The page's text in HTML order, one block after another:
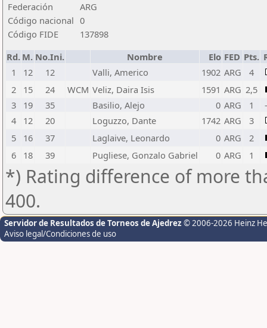
Federación
ARG
Código nacional 0
Código FIDE
137898
Rd. M. No.Ini. Nombre Elo FED Pts.
1
12 12 Valli, Americo 1902 ARG
4
2
15 24 WCM Veliz, Daira Isis 1591 ARG 2,5
3
19 35 Basilio, Alejo 0 ARG 1
4
12 20 Loguzzo, Dante 1742 ARG
3
5
16 37 Laglaive, Leonardo 0 ARG
2
6
18 39 Pugliese, Gonzalo Gabriel 0 ARG 1
*) Rating difference of more
400.
Servidor de Resultados de Torneos de Ajedrez © 2006-2026 Heinz
Aviso legal/Condiciones de uso